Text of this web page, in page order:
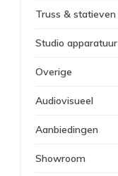
Truss & statieven
Studio apparatuur
Overige
Audiovisueel
Aanbiedingen
Showroom